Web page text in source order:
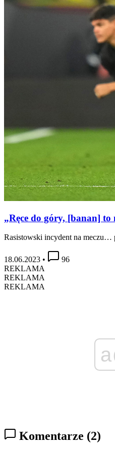
„Ręce do góry, [banan] to
Rasistowski incydent na meczu…
18.06.2023 •
96
REKLAMA
REKLAMA
REKLAMA
Komentarze (2)